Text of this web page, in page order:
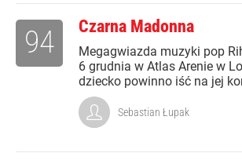
Czarna Madonna
Megagwiazda muzyki pop
6 grudnia w Atlas Arenie w
dziecko powinno iść na jej
94
Sebastian Łupak